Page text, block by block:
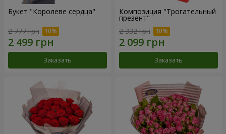
Букет "Королеве сердца"
2 777 грн
Заказать
Композиция "Трогательный
презент"
2 332 грн
Заказать